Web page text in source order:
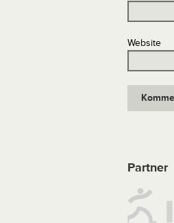
Website
Partner